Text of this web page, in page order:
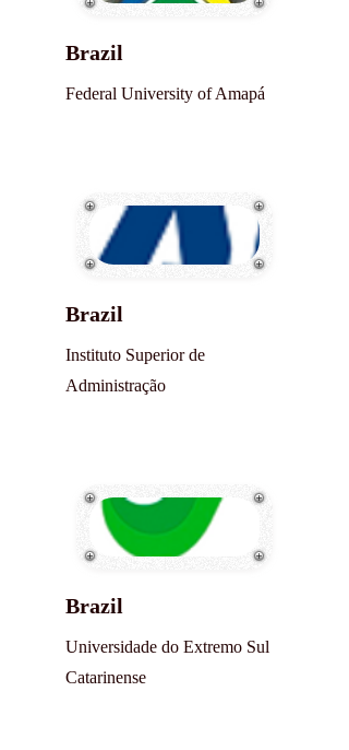
Brazil
Federal University of Amapá
Brazil
Instituto Superior de
Administração
Brazil
Universidade do Extremo Sul
Catarinense